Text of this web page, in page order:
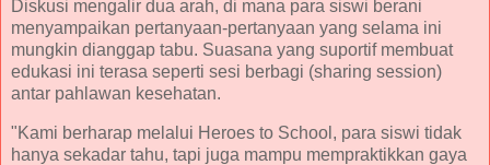
Diskusi mengalir dua arah, di mana para siswi berani
menyampaikan pertanyaan-pertanyaan yang selama ini
mungkin dianggap tabu. Suasana yang suportif membuat
edukasi ini terasa seperti sesi berbagi (sharing session)
antar pahlawan kesehatan.
"Kami berharap melalui Heroes to School, para siswi tidak
hanya sekadar tahu, tapi juga mampu mempraktikkan gaya